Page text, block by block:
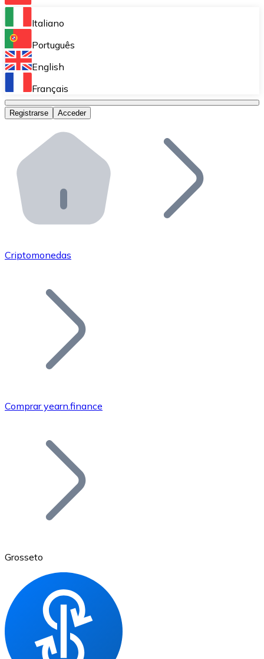
Bitnovo Ramp
Integra nuestra solución en tu plataforma.
Bitnovo Giftcards
Bitnovo OTC
Bitnovo ATM
Integra un ATM Bitnovo en tu negocio y permite que
Bitnovo API
Integra nuestra API en tu ecosistema.
Únete a nuestra red de distribuidores.
Añade tu proyecto a nuestro ecosistema.
Bitcoin
Ethereum
ETH
Italiano
Português
English
Français
Registrarse Acceder
Criptomonedas
Comprar yearn.finance
Grosseto